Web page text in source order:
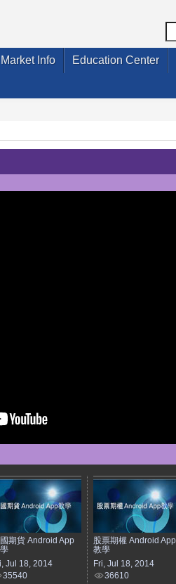
Market Info Education Center
期貨 Android App
Jul 18, 2014
35540
股票期權 Android App
教學
Fri, Jul 18, 2014
36610